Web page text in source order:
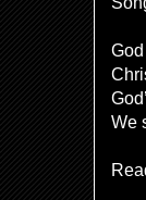
We